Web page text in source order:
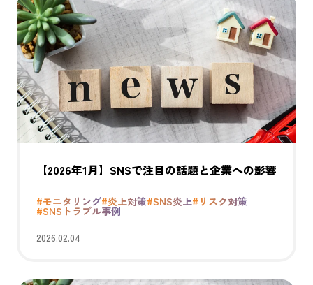
【2026年1月】SNSで注目の話題と企業への影響
#モニタリング#炎上対策#SNS炎上#リスク対策
#SNSトラブル事例
2026.02.04